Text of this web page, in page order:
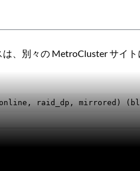
、別々の MetroCluster サイ
raid_dp, mirrored)